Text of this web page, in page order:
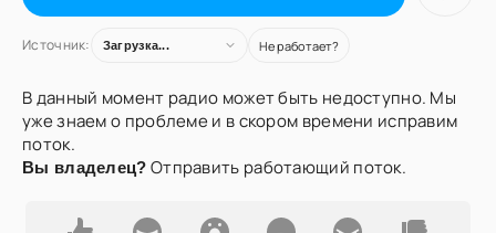
Источник: Загрузка... Не работает?
В данный момент радио может быть недоступно. Мы
уже знаем о проблеме и в скором времени исправим
поток.
Вы владелец? Отправить работающий поток.